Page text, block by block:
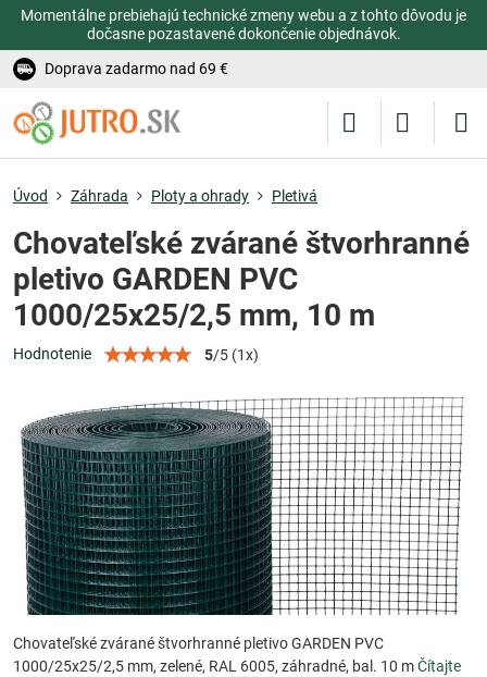
Momentálne prebiehajú technické zmeny webu a z tohto dôvodu je
dočasne pozastavené dokončenie objednávok.
Doprava zadarmo nad 69 €
Úvod Záhrada Ploty a ohrady Pletivá
Chovateľské zvárané štvorhranné
pletivo GARDEN PVC
1000/25x25/2,5 mm, 10 m
Hodnotenie 5/5 (1x)
Chovateľské zvárané štvorhranné pletivo GARDEN PVC
1000/25x25/2,5 mm, zelené, RAL 6005, záhradné, bal. 10 mČítajte